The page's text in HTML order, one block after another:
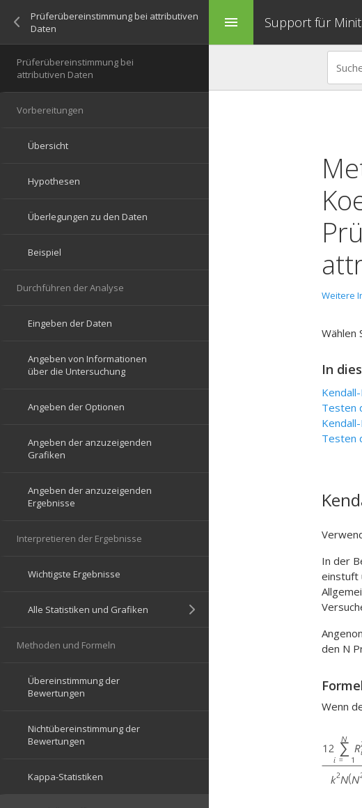
menu Support für
Weitere
Wählen
In
Testen
Testen
In der
einstuft
den N
Wenn